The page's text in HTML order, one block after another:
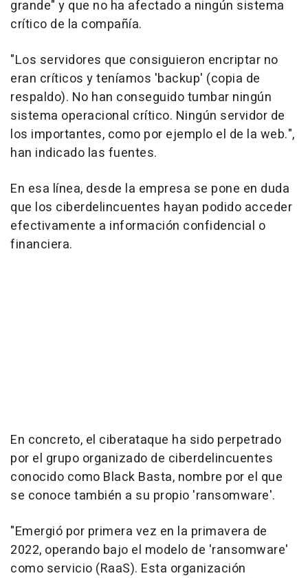
grande" y que no ha afectado a ningún sistema
crítico de la compañía.
"Los servidores que consiguieron encriptar no
eran críticos y teníamos 'backup' (copia de
respaldo). No han conseguido tumbar ningún
sistema operacional crítico. Ningún servidor de
los importantes, como por ejemplo el de la web.",
han indicado las fuentes.
En esa línea, desde la empresa se pone en duda
que los ciberdelincuentes hayan podido acceder
efectivamente a información confidencial o
financiera.
En concreto, el ciberataque ha sido perpetrado
por el grupo organizado de ciberdelincuentes
conocido como Black Basta, nombre por el que
se conoce también a su propio 'ransomware'.
"Emergió por primera vez en la primavera de
2022, operando bajo el modelo de 'ransomware'
como servicio (RaaS). Esta organización